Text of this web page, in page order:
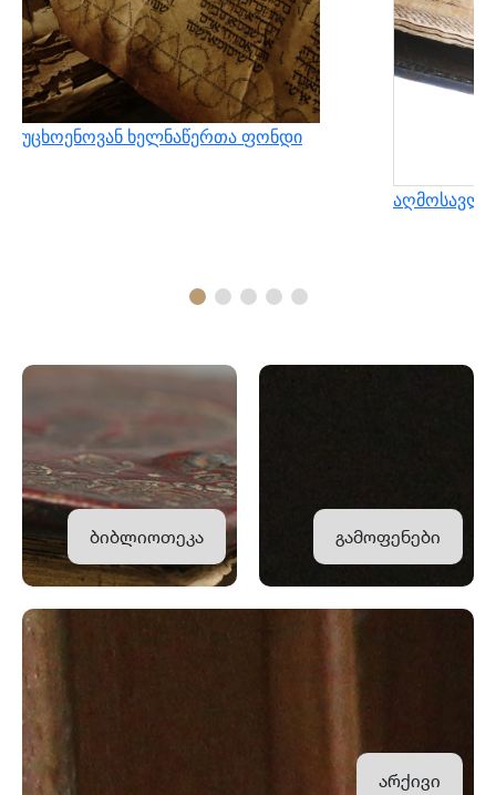
უცხოენოვან ხელნაწერთა ფონდი
ბიბლიოთეკა გამოფენები
არქივი